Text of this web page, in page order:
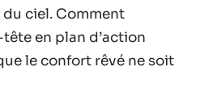
du ciel. Comment
en plan d’action
le confort rêvé ne soit